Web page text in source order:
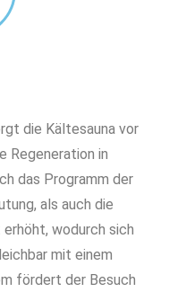
die Kältesauna vor
Regeneration in
das Programm der
als auch die
wodurch sich
mit einem
fördert der Besuch